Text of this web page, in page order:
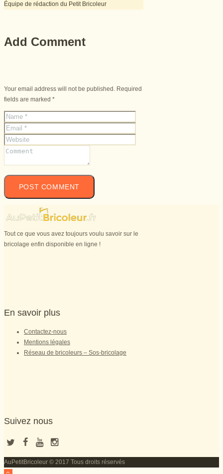
Équipe de rédaction du Petit Bricoleur
Add Comment
Your email address will not be published. Required
fields are marked *
Tout ce que vous avez toujours voulu savoir sur le
bricolage enfin disponible en ligne !
En savoir plus
Contactez-nous
Mentions légales
Réseau de bricoleurs – Sos-bricolage
Suivez nous
AuPetitBricoleur © 2017 Tous droits réservés